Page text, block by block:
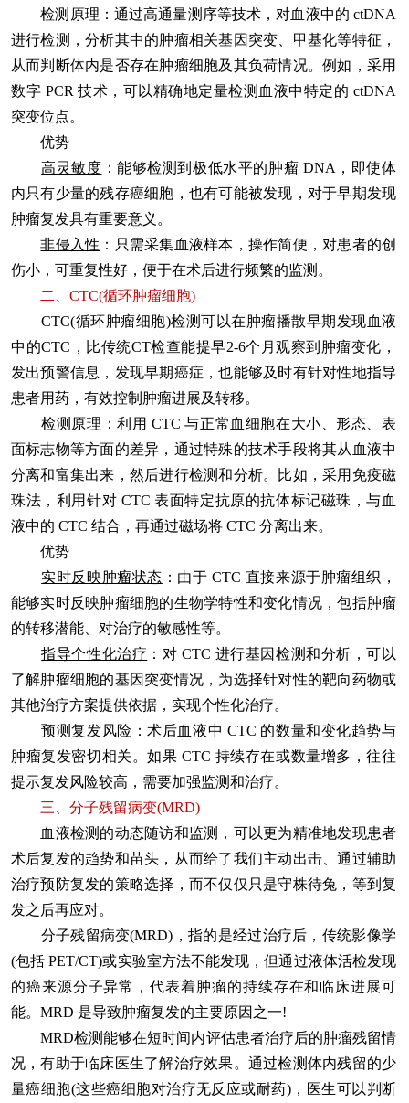
检测原理 ：通过高通量测序等技术，对血液中的 ctDNA
进行检测，分析其中的肿瘤相关基因突变、甲基化等特征，
从而判断体内是否存在肿瘤细胞及其负荷情况。例如，采用
数字 PCR 技术，可以精确地定量检测血液中特定的 ctDNA
突变位点。
优势
高灵敏度 ：能够检测到极低水平的肿瘤 DNA，即使体
内只有少量的残存癌细胞，也有可能被发现，对于早期发现
肿瘤复发具有重要意义。
非侵入性 ：只需采集血液样本，操作简便，对患者的创
伤小，可重复性好，便于在术后进行频繁的监测。
二、CTC(循环肿瘤细胞)
CTC(循环肿瘤细胞)检测可以在肿瘤播散早期发现血液
中的CTC，比传统CT检查能提早2-6个月观察到肿瘤变化，
发出预警信息，发现早期癌症，也能够及时有针对性地指导
患者用药，有效控制肿瘤进展及转移。
检测原理：利用 CTC 与正常血细胞在大小、形态、表
面标志物等方面的差异，通过特殊的技术手段将其从血液中
分离和富集出来，然后进行检测和分析。比如，采用免疫磁
珠法，利用针对 CTC 表面特定抗原的抗体标记磁珠，与血
液中的 CTC 结合，再通过磁场将 CTC 分离出来。
优势
实时反映肿瘤状态 ：由于 CTC 直接来源于肿瘤组织，
能够实时反映肿瘤细胞的生物学特性和变化情况，包括肿瘤
的转移潜能、对治疗的敏感性等。
指导个性化治疗 ：对 CTC 进行基因检测和分析，可以
了解肿瘤细胞的基因突变情况，为选择针对性的靶向药物或
其他治疗方案提供依据，实现个性化治疗。
预测复发风险 ：术后血液中 CTC 的数量和变化趋势与
肿瘤复发密切相关。如果 CTC 持续存在或数量增多，往往
提示复发风险较高，需要加强监测和治疗。
三、分子残留病变(MRD)
血液检测的动态随访和监测，可以更为精准地发现患者
术后复发的趋势和苗头，从而给了我们主动出击、通过辅助
治疗预防复发的策略选择，而不仅仅只是守株待兔，等到复
发之后再应对。
分子残留病变(MRD)，指的是经过治疗后，传统影像学
(包括 PET/CT)或实验室方法不能发现，但通过液体活检发现
的癌来源分子异常，代表着肿瘤的持续存在和临床进展可
能。MRD 是导致肿瘤复发的主要原因之一!
MRD检测能够在短时间内评估患者治疗后的肿瘤残留情
况，有助于临床医生了解治疗效果。通过检测体内残留的少
量癌细胞(这些癌细胞对治疗无反应或耐药)，医生可以判断